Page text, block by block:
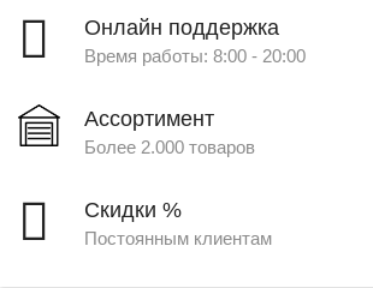
Онлайн поддержка
Время работы: 8:00 - 20:00
Ассортимент
Более 2.000 товаров
Скидки %
Постоянным клиентам